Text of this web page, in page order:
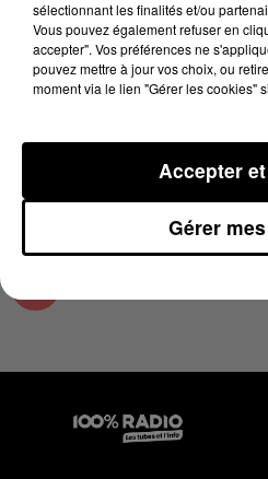
LES INFOS DU TARN ET
13/03/2025 À 17H00
Podcasts infos du Tarn et
sélectionnant les finalités et/ou
Vous pouvez également refuser en
accepter". Vos préférences ne
pouvez mettre à jour vos choix, ou
moment via le lien "Gérer les cookies"
Gérer
Accepter